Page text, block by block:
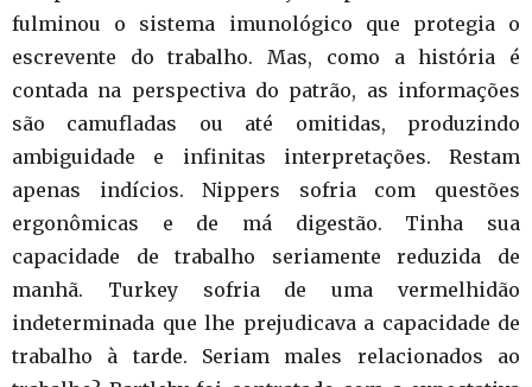
fulminou o sistema imunológico que protegia o
escrevente do trabalho. Mas, como a história é
contada na perspectiva do patrão, as informações
são camufladas ou até omitidas, produzindo
ambiguidade e infinitas interpretações. Restam
apenas indícios. Nippers sofria com questões
ergonômicas e de má digestão. Tinha sua
capacidade de trabalho seriamente reduzida de
manhã. Turkey sofria de uma vermelhidão
indeterminada que lhe prejudicava a capacidade de
trabalho à tarde. Seriam males relacionados ao